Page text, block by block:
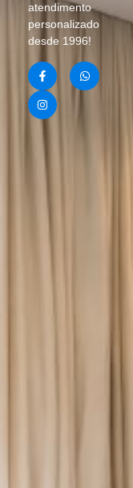
atendimento
personalizado
desde 1996!